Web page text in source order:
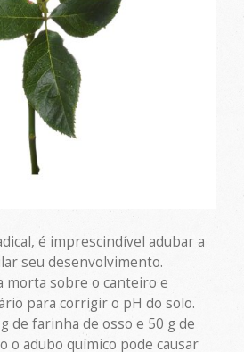
é imprescindível adubar a
seu desenvolvimento.
morta sobre o canteiro e
para corrigir o pH do solo.
de farinha de osso e 50 g de
o adubo químico pode causar